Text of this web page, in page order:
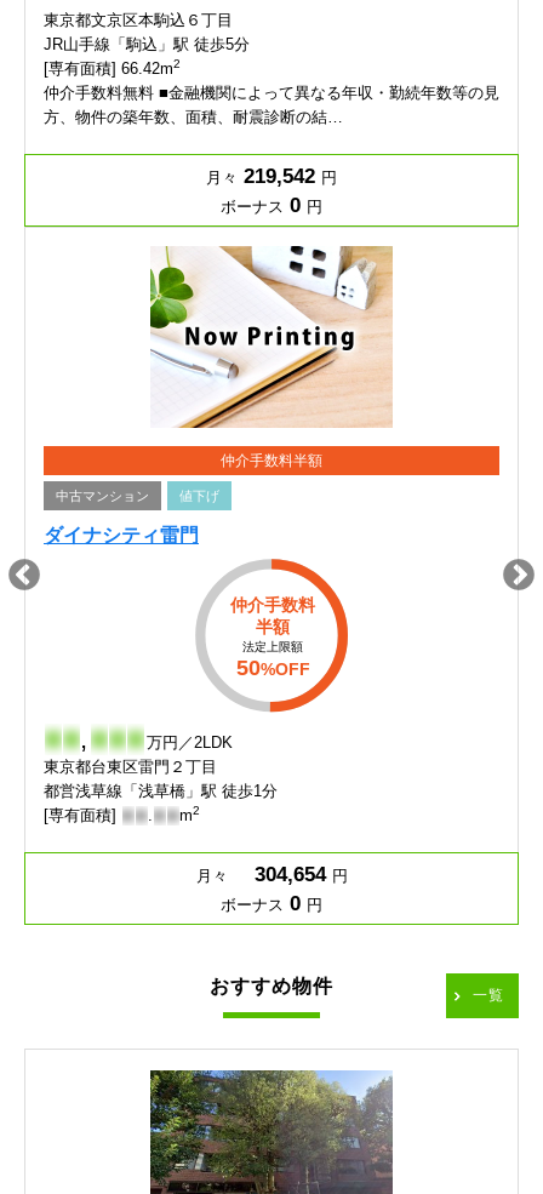
東京都文京区本駒込６丁目
JR山手線「駒込」駅 徒歩5分
[専有面積] 66.42m2
仲介手数料無料 ■金融機関によって異なる年収・勤続年数等の見
方、物件の築年数、面積、耐震診断の結…
月々 219,542 円
ボーナス 0 円
仲介手数料半額
中古マンション 値下げ
ダイナシティ雷門
仲介手数料
半額
法定上限額
50%OFF
- - ,- - - 万円／2LDK
東京都台東区雷門２丁目
都営浅草線「浅草橋」駅 徒歩1分
[専有面積] - - .- - m2
月々 304,654 円
ボーナス 0 円
おすすめ物件 一覧